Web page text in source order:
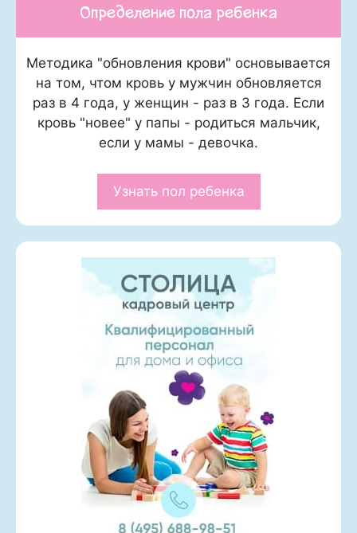
Определение пола ребенка
Методика "обновления крови" основывается
на том, чтом кровь у мужчин обновляется
раз в 4 года, у женщин - раз в 3 года. Если
кровь "новее" у папы - родиться мальчик,
если у мамы - девочка.
Узнать пол ребенка